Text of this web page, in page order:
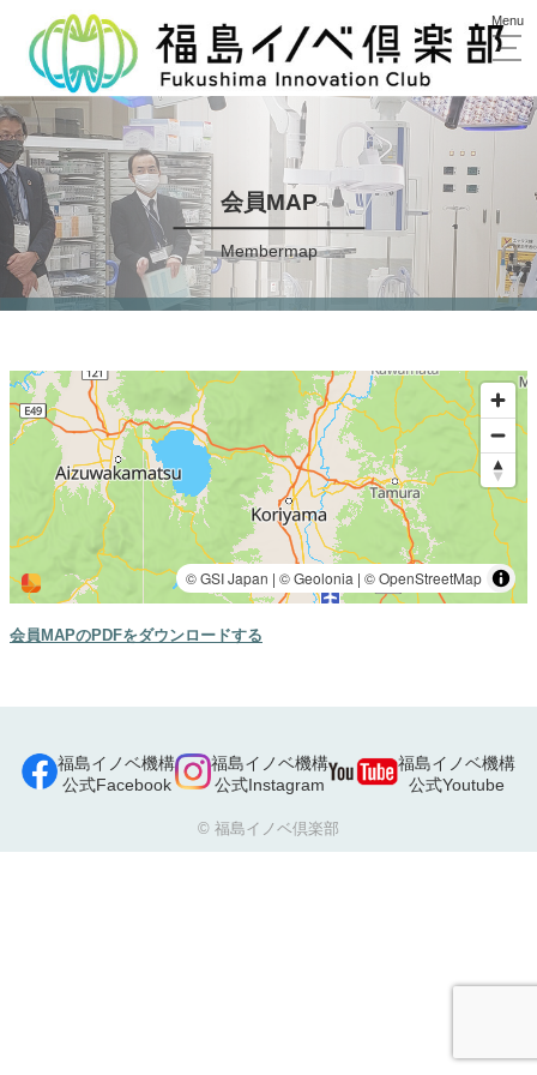
会員MAP
Membermap
会員MAPのPDFをダウンロードする
福島イノベ機構
公式Facebook
福島イノベ機構
公式Instagram
福島イノベ機構
公式Youtube
© 福島イノベ倶楽部